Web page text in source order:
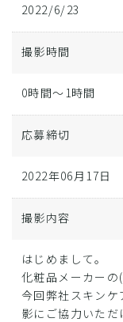
2022/6/23
撮影時間
0時間～1時間
応募締切
2022年06月17日
撮影内容
はじめまして。
化粧品メーカーの
今回弊社スキン
影にご協力いただ